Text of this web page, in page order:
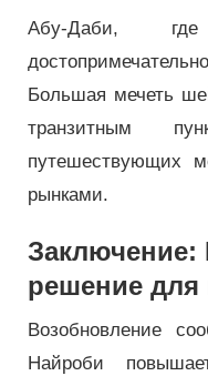
Абу-Даби,
Большая мечеть
транзитным
путешествующих
рынками.
решение для
Возобновление
Найроби